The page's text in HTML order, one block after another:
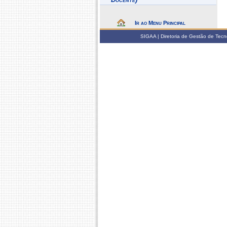
Ir ao Menu Principal
SIGAA | Diretoria de Gestão de